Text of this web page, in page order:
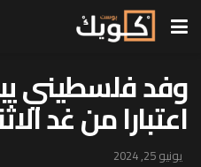
وفد فلسطيني
اعتبارا من غد
يونيو 25, 2024